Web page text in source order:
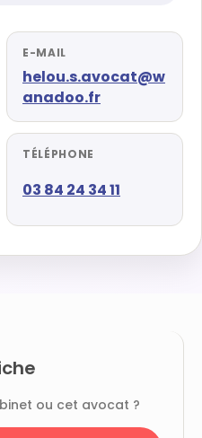
E-MAIL
helou.s.avocat@w
anadoo.fr
TÉLÉPHONE
03 84 24 34 11
ou cet avocat ?